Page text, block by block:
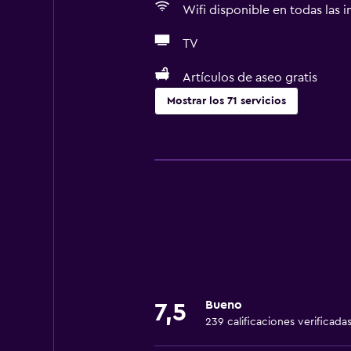
Wifi disponible en todas las
TV
Artículos de aseo gratis
Mostrar los 71 servicios
Wifi gratis
Artículos de aseo gratis
7,5 Bueno
239 calificaciones verificadas